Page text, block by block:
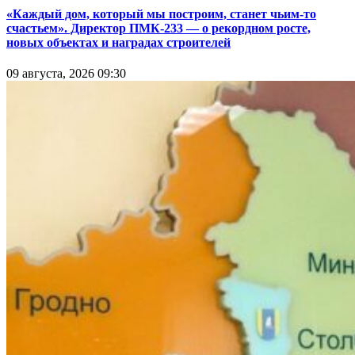
«Каждый дом, который мы построим, станет чьим-то
счастьем». Директор ПМК-233 — о рекордном росте,
новых объектах и наградах строителей
09 августа, 2026 09:30